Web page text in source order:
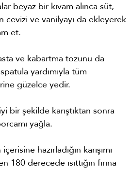
beyaz bir kıvam alınca süt,
cevizi ve vanilyayı da ekleyerek
et.
ve kabartma tozunu da
yardımıyla tüm
güzelce yedir.
bir şekilde karıştıktan sonra
yağla.
hazırladığın karışımı
180 derecede ısıttığın fırına